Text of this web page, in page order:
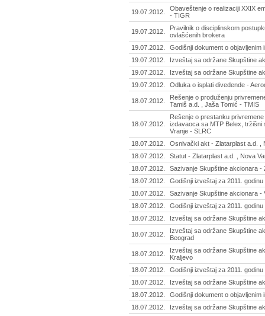
19.07.2012.
Obaveštenje o realizaciji XXIX
- TIGR
19.07.2012.
Pravilnik o disciplinskom
ovlašćenih brokera
19.07.2012.
Godišnji dokument o
19.07.2012.
Izveštaj sa održane Skupštine
19.07.2012.
Izveštaj sa održane Skupštine
19.07.2012.
Odluka o isplati divedende -
18.07.2012.
Rešenje o produženju
Tamiš a.d. , Jaša Tomić - TMIS
18.07.2012.
Rešenje o prestanku
izdavaoca sa MTP Belex, tržišni
Vranje - SLRC
18.07.2012.
Osnivački akt - Zlatarplast a.d. ,
18.07.2012.
Statut - Zlatarplast a.d. , Nova
18.07.2012.
Sazivanje Skupštine akcionara -
18.07.2012.
Godišnji izveštaj za 2011.
18.07.2012.
Sazivanje Skupštine akcionara -
18.07.2012.
Godišnji izveštaj za 2011.
18.07.2012.
Izveštaj sa održane Skupštine
18.07.2012.
Izveštaj sa održane Skupštine
Beograd
18.07.2012.
Izveštaj sa održane Skupštine
Kraljevo
18.07.2012.
Godišnji izveštaj za 2011.
18.07.2012.
Izveštaj sa održane Skupštine
18.07.2012.
Godišnji dokument o
18.07.2012.
Izveštaj sa održane Skupštine